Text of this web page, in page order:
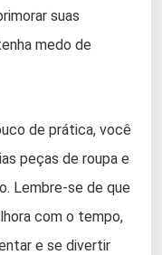
suas
medo de
de prática, você
peças de roupa e
Lembre-se de que
com o tempo,
e se divertir